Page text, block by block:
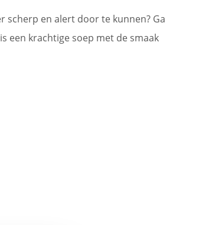
scherp en alert door te kunnen? Ga
een krachtige soep met de smaak